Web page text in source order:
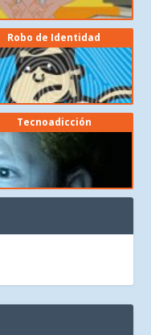
Robo de Identidad
Tecnoadicción